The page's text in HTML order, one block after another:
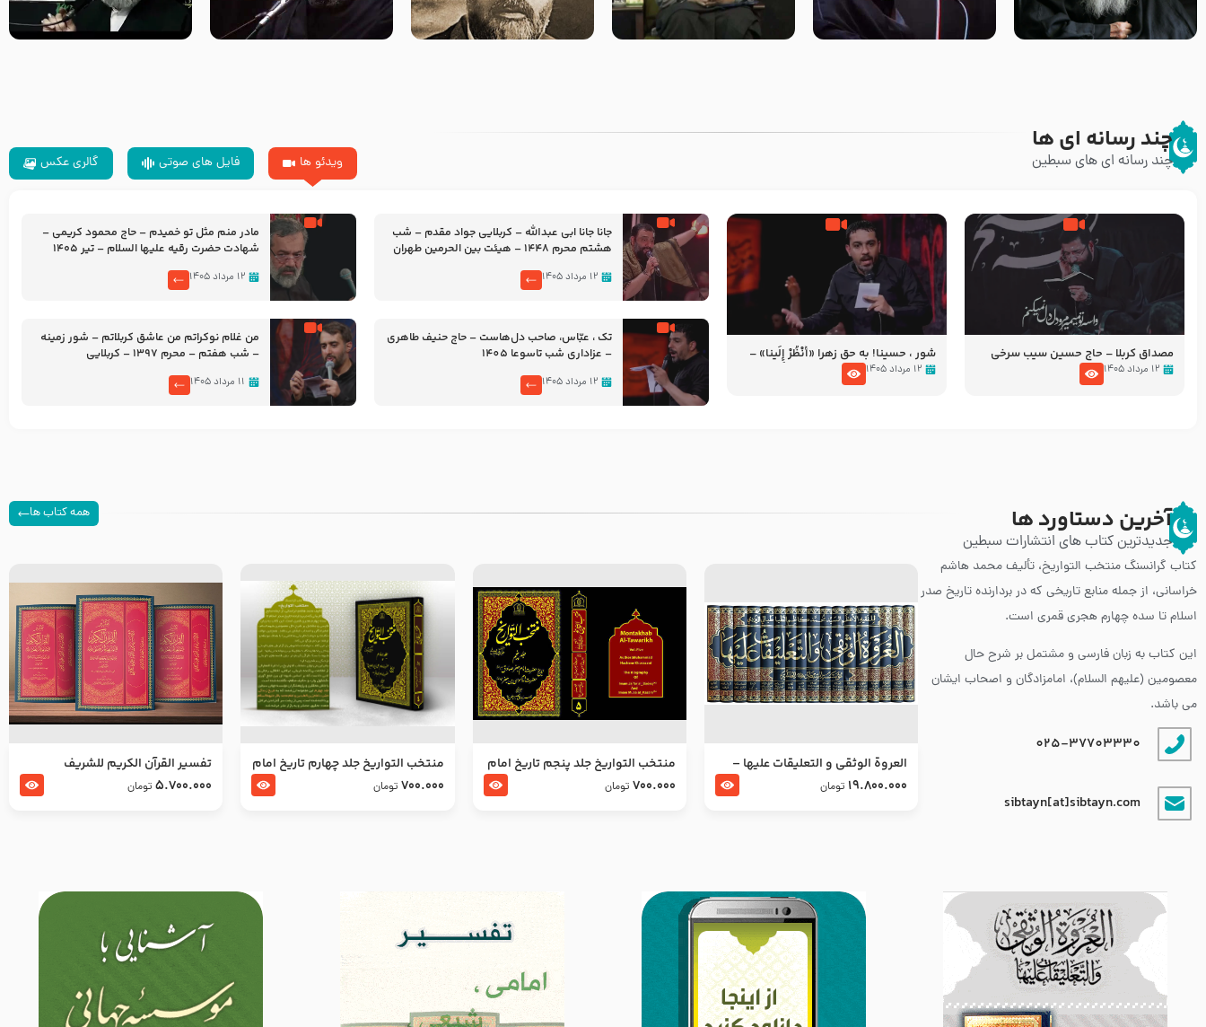
زوّار اربعین امام حسین (علیه
السلام) با این اشتیاق به زیارت
روضه جانسوز پاره های جگر امام
حسن مجتبی علیه السلام-حجت
لقب حضرت رقیه سلام الله علیها
به چه معناست – حجت الاسلام
روضه‌ی مجلس یزید ملعون و
اسارت اهل‌بیت علیهم‌السلام –
سلام جوانی که امام حسین علیه
السلام خودش جوابش را دادند
زیارتی که اسباب رزق زیاد و عمر
طولانی است حجت السلام حسین
چند رسانه ای ها
چند رسانه ای های سبطین ویدئو ها فایل های صوتی گالری عکس
مصداق کربلا – حاج حسین سیب سرخی
۱۲ مرداد ۱۴۰۵
شور ، حسینا! به‌ حق زهرا «أُنْظُرْ إِلَینا» –
عزاداری شب هفتم ماه محرّم 1405
۱۲ مرداد ۱۴۰۵
جانا جانا ابی عبدالله – کربلایی جواد مقدم – شب
هشتم محرم 1448 – هیئت بین الحرمین طهران
۱۲ مرداد ۱۴۰۵
مادر منم مثل تو خمیدم – حاج محمود کریمی –
شهادت حضرت رقیه علیها السلام – تیر ۱۴۰۵
۱۲ مرداد ۱۴۰۵
تک ، عبّاس، صاحب دل‌هاست – حاج حنیف طاهری
– عزاداری شب تاسوعا 1405
۱۲ مرداد ۱۴۰۵
من غلام نوکراتم من عاشق کربلاتم – شور زمینه
– شب هفتم – محرم 1397 – کربلایی
۱۱ مرداد ۱۴۰۵
آخرین دستاورد ها
جدیدترین کتاب های انتشارات سبطین
همه کتاب ها
کتاب گرانسنگ منتخب التواريخ، تألیف محمد هاشم
خراسانی، از جمله منابع تاریخی که در بردارنده تاریخ صدر
اسلام تا سده چهارم هجری قمری است.
این کتاب به زبان فارسی و مشتمل بر شرح حال
معصومین (علیهم السلام)، امامزادگان و اصحاب ایشان
می باشد.
025-37703330
sibtayn[at]sibtayn.com
العروة الوثقى و التعليقات عليها –
طرح جدید
19.800.000 تومان
منتخب التواریخ جلد پنجم تاریخ امام
جعفر صادق و امام موسی بن جعفر
700.000 تومان
منتخب التواریخ جلد چهارم تاریخ امام
زین العابدین و امام محمد باقر
700.000 تومان
تفسير القرآن الكريم للشريف
المرتضي قدس سرّه
5.700.000 تومان